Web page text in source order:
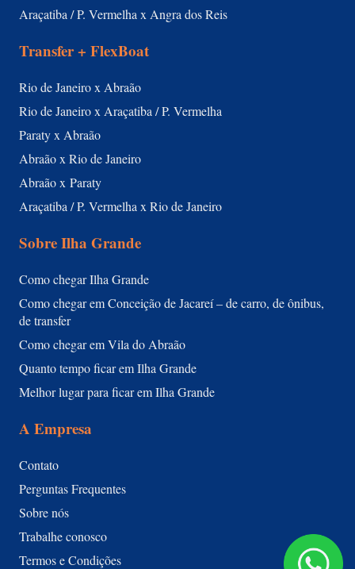
Araçatiba / P. Vermelha x Angra dos Reis
Transfer + FlexBoat
Rio de Janeiro x Abraão
Rio de Janeiro x Araçatiba / P. Vermelha
Paraty x Abraão
Abraão x Rio de Janeiro
Abraão x Paraty
Araçatiba / P. Vermelha x Rio de Janeiro
Sobre Ilha Grande
Como chegar Ilha Grande
Como chegar em Conceição de Jacareí – de carro, de ônibus,
de transfer
Como chegar em Vila do Abraão
Quanto tempo ficar em Ilha Grande
Melhor lugar para ficar em Ilha Grande
A Empresa
Contato
Perguntas Frequentes
Sobre nós
Trabalhe conosco
Termos e Condições